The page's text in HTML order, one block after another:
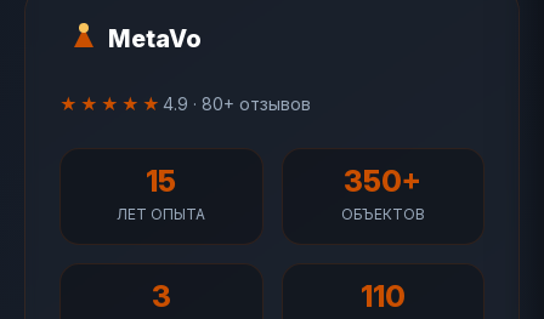
MetaVo
★★★★★ 4.9 · 80+ отзывов
15
ЛЕТ ОПЫТА
350+
ОБЪЕКТОВ
3 110